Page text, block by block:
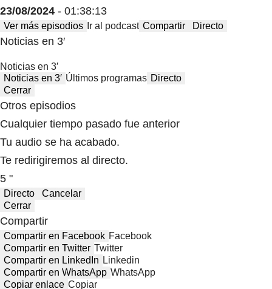
23/08/2024 - 01:38:13
Ver más episodios Ir al podcast Compartir Directo
Noticias en 3′
Noticias en 3′
Noticias en 3′ Últimos programas Directo
Cerrar
Otros episodios
Cualquier tiempo pasado fue anterior
Tu audio se ha acabado.
Te redirigiremos al directo.
5 "
Directo
Cancelar
Cerrar
Compartir
Compartir en Facebook Facebook
Compartir en Twitter Twitter
Compartir en LinkedIn Linkedin
Compartir en WhatsApp WhatsApp
Copiar enlace Copiar